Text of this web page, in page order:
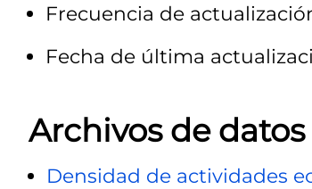
Frecuencia de
Fecha de última
Archivos de datos
Densidad de actividades